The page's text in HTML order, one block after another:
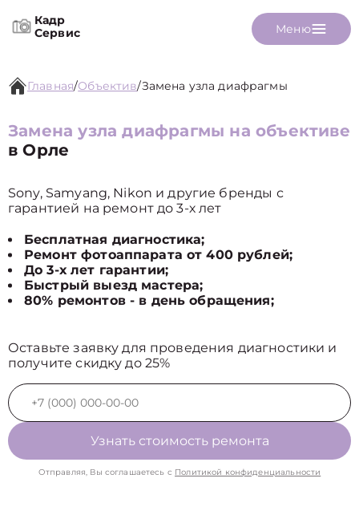
Кадр
Сервис
Меню
Главная/Объектив/Замена узла диафрагмы
Замена узла диафрагмы на объективе
в Орле
Sony, Samyang, Nikon и другие бренды с
гарантией на ремонт до 3-х лет
Бесплатная диагностика;
Ремонт фотоаппарата от 400 рублей;
До 3-х лет гарантии;
Быстрый выезд мастера;
80% ремонтов - в день обращения;
Оставьте заявку для проведения диагностики и
получите скидку до 25%
Узнать стоимость ремонта
Отправляя, Вы соглашаетесь с Политикой конфиденциальности